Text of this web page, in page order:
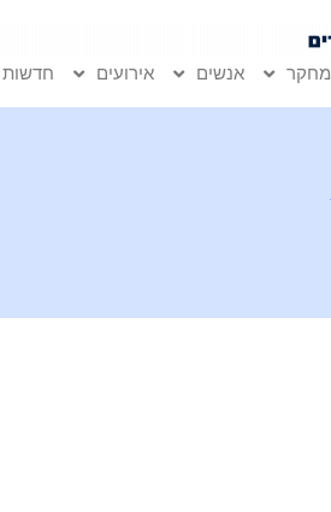
מחקר אנשים אירועים חדשות